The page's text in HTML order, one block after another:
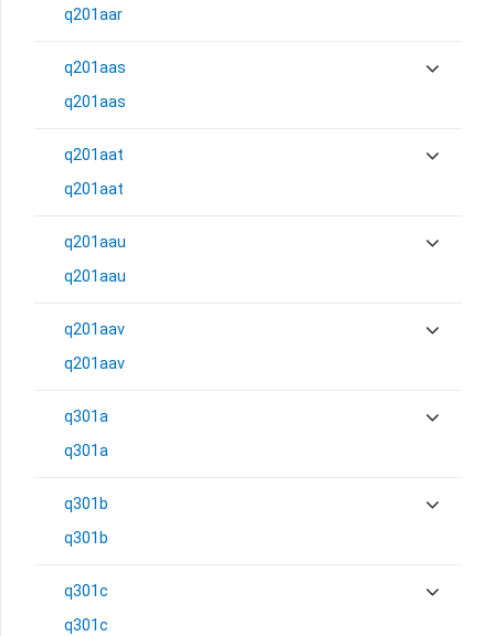
q201aar
q201aas
q201aas
q201aat
q201aat
q201aau
q201aau
q201aav
q201aav
q301a
q301a
q301b
q301b
q301c
q301c